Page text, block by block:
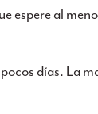
espere al
días. La